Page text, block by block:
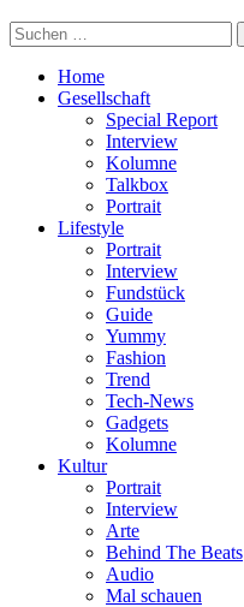
Suchen
nach:
Home
Gesellschaft
Special Report
Interview
Kolumne
Talkbox
Portrait
Lifestyle
Portrait
Interview
Fundstück
Guide
Yummy
Fashion
Trend
Tech-News
Gadgets
Kolumne
Kultur
Portrait
Interview
Arte
Behind The Beats
Audio
Mal schauen